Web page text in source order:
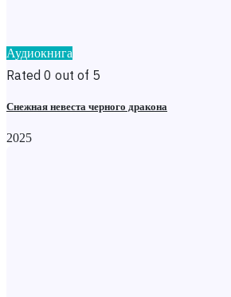
Аудиокнига
Rated 0 out of 5
Снежная невеста черного дракона
2025